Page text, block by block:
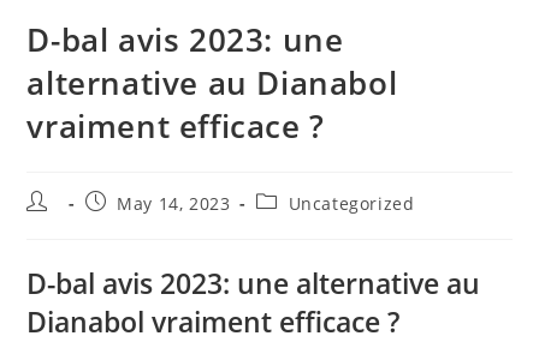
D-bal avis 2023: une
alternative au Dianabol
vraiment efficace ?
Post
PostMay 14, 2023
PostUncategorized
D-bal avis 2023: une alternative au
Dianabol vraiment efficace ?